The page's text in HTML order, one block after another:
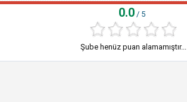
0.0 / 5
Şube henüz puan alamamıştır...